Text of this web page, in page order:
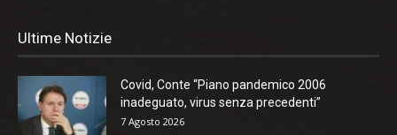
Ultime Notizie
Covid, Conte “Piano pandemico 2006
inadeguato, virus senza precedenti”
7 Agosto 2026